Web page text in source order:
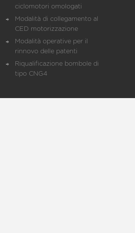
ciclomotori omologati
Modalità di collegamento al
CED motorizzazione
Modalità operative per il
rinnovo delle patenti
Riqualificazione bombole di
tipo CNG4